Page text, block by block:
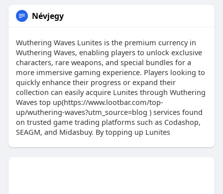
Névjegy
Wuthering Waves Lunites is the premium currency in
Wuthering Waves, enabling players to unlock exclusive
characters, rare weapons, and special bundles for a
more immersive gaming experience. Players looking to
quickly enhance their progress or expand their
collection can easily acquire Lunites through Wuthering
Waves top up(https://www.lootbar.com/top-
up/wuthering-waves?utm_source=blog ) services found
on trusted game trading platforms such as Codashop,
SEAGM, and Midasbuy. By topping up Lunites